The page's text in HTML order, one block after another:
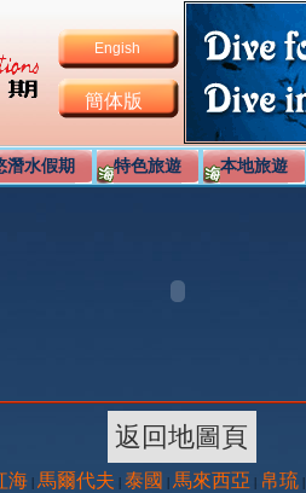
Engish
簡体版
潛水假期 特色旅遊 本地旅遊
返回地圖頁
海| 馬爾代夫 | 泰國 | 馬來西亞 | 帛琉|